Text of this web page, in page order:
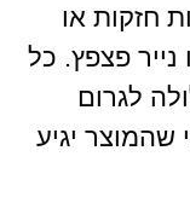
חזקות או
נייר פצפץ. כל
לגרום
שהמוצר יגיע